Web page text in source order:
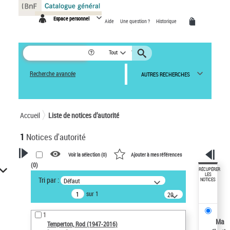
Espace personnel Aide Une question ? Historique
Tout
Recherche avancée AUTRES RECHERCHES
Accueil Liste de notices d’autorité
1 Notices d'autorité
VOTRE RECHERCHE
Recherche avancée dans les
notices d’autorité
Œuvres liées à l'auteur :
Temperton, Rod (1947-2016)
Voir la sélection (0) Ajouter à mes références
(0)
Tri par : Défaut
sur 1
20
résultats/page
1
Temperton, Rod (1947-2016)
RÉCUPÉRER
LES
NOTICES
Ma
Panneau de gestion des cookies